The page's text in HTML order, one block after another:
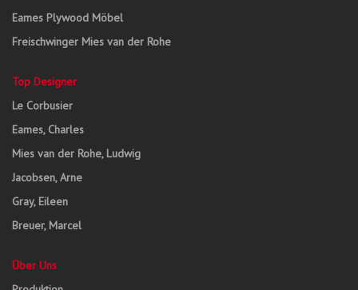
Eames Plywood Möbel
Freischwinger Mies van der Rohe
Top Designer
Le Corbusier
Eames, Charles
Mies van der Rohe, Ludwig
Jacobsen, Arne
Gray, Eileen
Breuer, Marcel
Über Uns